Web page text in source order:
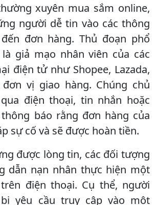
xuyên mua sắm online,
người dễ tin vào các thông
đơn hàng. Thủ đoạn phổ
giả mạo nhân viên của các
điện tử như Shopee, Lazada,
vị giao hàng. Chúng chủ
điện thoại, tin nhắn hoặc
báo rằng đơn hàng của
sự cố và sẽ được hoàn tiền.
được lòng tin, các đối tượng
dẫn nạn nhân thực hiện một
điện thoại. Cụ thể, người
yêu cầu truy cập vào một